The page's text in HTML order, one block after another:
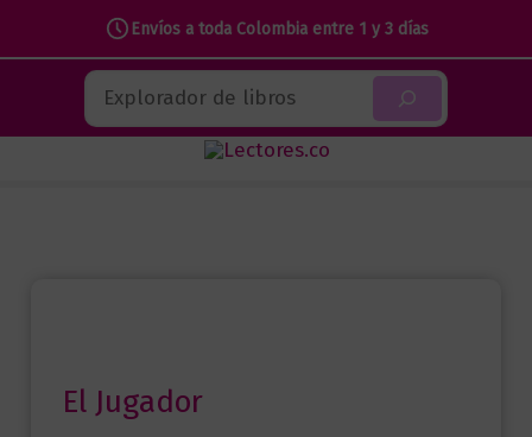
Envíos a toda Colombia entre 1 y 3 días
contenido
Buscar
El Jugador